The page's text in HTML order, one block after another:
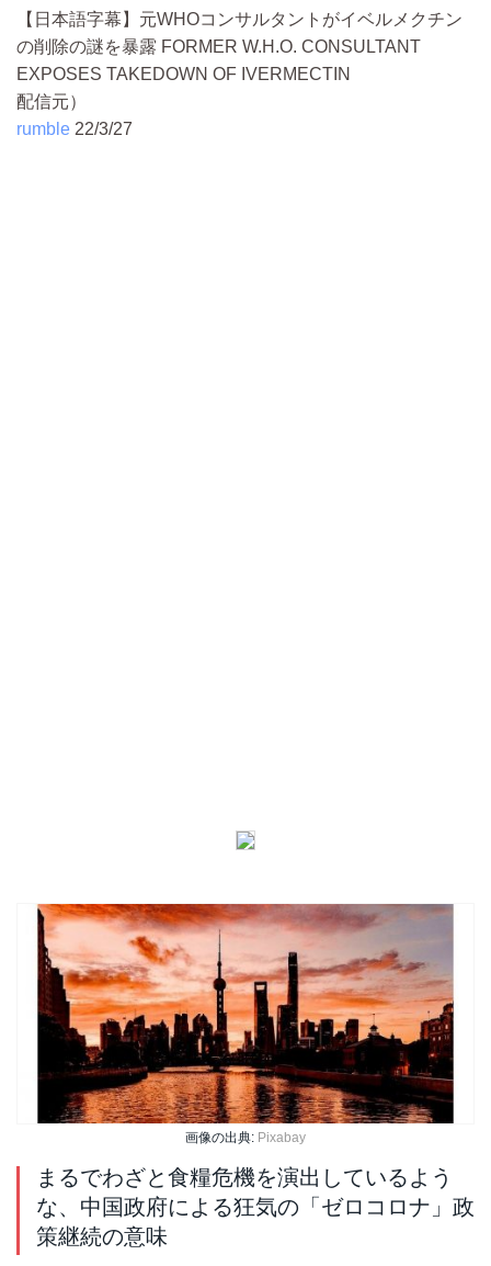
【日本語字幕】元WHOコンサルタントがイベルメクチン
の削除の謎を暴露 FORMER W.H.O. CONSULTANT
EXPOSES TAKEDOWN OF IVERMECTIN
配信元）
rumble 22/3/27
画像の出典: Pixabay
まるでわざと食糧危機を演出しているよう
な、中国政府による狂気の「ゼロコロナ」政
策継続の意味